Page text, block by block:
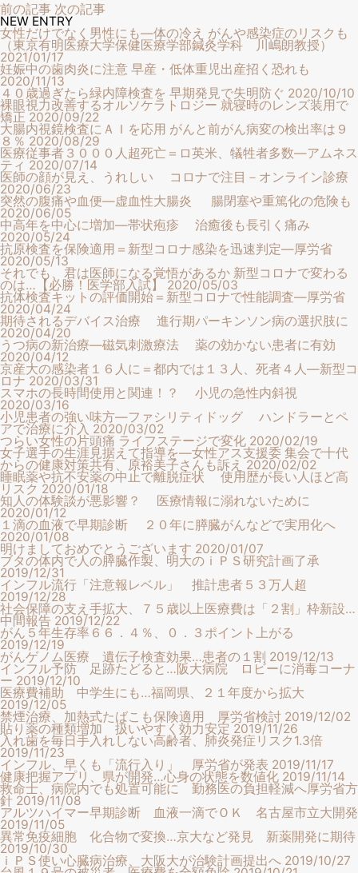
前の記事 次の記事
NEW ENTRY
女性だけでなく男性にも―体の冷え がんや感染症のリスクも
（東京有明医療大学保健医療学部鍼灸学科 川嶋朗教授）
2021/01/17
妊娠中の歯肉炎に注意 早産・低体重児出産招く恐れも
2020/11/13
４０歳過ぎたら緑内障検査を 早期発見で失明防ぐ 2020/10/10
裸眼視力改善するオルソケラトロジー 就寝時のレンズ装用で
矯正 2020/09/22
大腸内視鏡検査にＡＩを応用 がんと前がん病変の検出率は９
８％ 2020/08/29
医療従事者３０００人超死亡＝ロ英米、犠牲者多数―アムネス
ティ 2020/07/14
医師の顔が見え、うれしい コロナで注目－オンライン診療
2020/06/23
突然の腹痛や血便―虚血性大腸炎 腸閉塞や重篤化の危険も
2020/06/05
中高年を中心に増加―帯状疱疹 治癒後も長引く痛み
2020/05/24
抗原検査を保険適用＝新型コロナ感染を迅速判定―厚労省
2020/05/13
それでも、君は医師になる覚悟があるか 新型コロナで変わる
のは…【必勝！医学部入試】 2020/05/03
抗体検査キットの評価開始＝新型コロナで性能調査―厚労省
2020/04/24
期待されるデバイス治療 進行期パーキンソン病の選択肢に
2020/04/20
うつ病の新治療―磁気刺激療法 薬の効かない患者に有効
2020/04/12
京産大の感染者１６人に＝都内では１３人、死者４人―新型コ
ロナ 2020/03/31
スマホの長時間使用と関連！？ 小児の急性内斜視
2020/03/16
小児患者の強い味方―ファシリティドッグ ハンドラーとペ
アで治療に介入 2020/03/02
つらい女性の片頭痛 ライフステージで変化 2020/02/19
女子選手の生涯見据えて指導を―女性アス支援委 集会で十代
からの健康対策共有、原裕美子さんも訴え 2020/02/02
睡眠薬や抗不安薬の中止で離脱症状 使用歴が長い人ほど高
リスク 2020/01/18
知人の体験談が悪影響？ 医療情報に溺れないために
2020/01/12
１滴の血液で早期診断 ２０年に膵臓がんなどで実用化へ
2020/01/08
明けましておめでとうございます 2020/01/07
ブタの体内で人の膵臓作製、明大のｉＰＳ研究計画了承
2019/12/31
インフル流行「注意報レベル」 推計患者５３万人超
2019/12/28
社会保障の支え手拡大、７５歳以上医療費は「２割」枠新設…
中間報告 2019/12/22
がん５年生存率６６．４％、０．３ポイント上がる
2019/12/19
がんゲノム医療 遺伝子検査効果…患者の１割 2019/12/13
インフル予防 足跡たどると…阪大病院 ロビーに消毒コーナ
ー 2019/12/10
医療費補助 中学生にも…福岡県、２１年度から拡大
2019/12/05
禁煙治療、加熱式たばこも保険適用 厚労省検討 2019/12/02
貼り薬の種類増加 扱いやすく効力安定2019/11/26
入れ歯を毎日手入れしない高齢者、肺炎発症リスク1.3倍
2019/11/23
インフル、早くも「流行入り」 厚労省が発表 2019/11/17
健康把握アプリ、県が開発…心身の状態を数値化 2019/11/14
救命士、病院内でも処置可能に 勤務医の負担軽減へ厚労省方
針 2019/11/08
アルツハイマー早期診断 血液一滴でＯＫ 名古屋市立大開発
2019/11/05
異常免疫細胞 化合物で変換…京大など発見 新薬開発に期待
2019/10/30
ｉＰＳ使い心臓病治療、大阪大が治験計画提出へ 2019/10/27